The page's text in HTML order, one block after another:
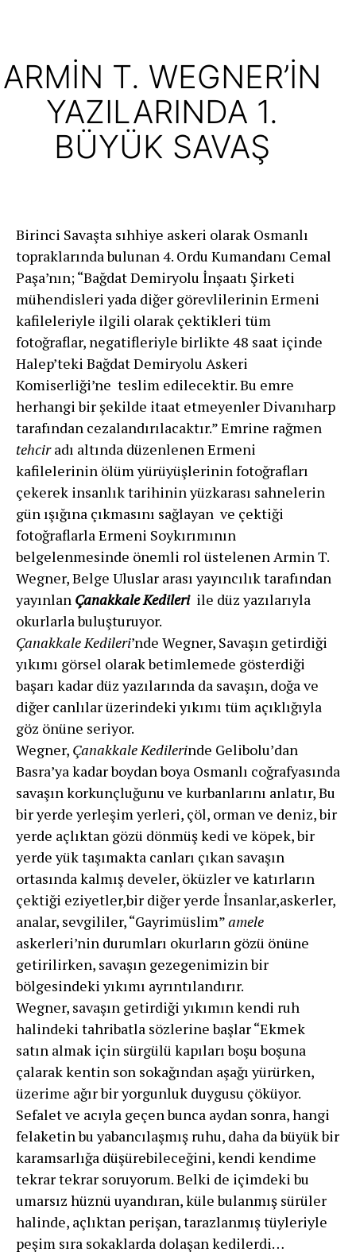
ARMİN T. WEGNER’İN
YAZILARINDA 1.
BÜYÜK SAVAŞ
Birinci Savaşta sıhhiye askeri olarak Osmanlı
topraklarında bulunan 4. Ordu Kumandanı Cemal
Paşa’nın; “Bağdat Demiryolu İnşaatı Şirketi
mühendisleri yada diğer görevlilerinin Ermeni
kafileleriyle ilgili olarak çektikleri tüm
fotoğraflar, negatifleriyle birlikte 48 saat içinde
Halep’teki Bağdat Demiryolu Askeri
Komiserliği’ne teslim edilecektir. Bu emre
herhangi bir şekilde itaat etmeyenler Divanıharp
tarafından cezalandırılacaktır.” Emrine rağmen
tehciradı altında düzenlenen Ermeni
kafilelerinin ölüm yürüyüşlerinin fotoğrafları
çekerek insanlık tarihinin yüzkarası sahnelerin
gün ışığına çıkmasını sağlayan ve çektiği
fotoğraflarla Ermeni Soykırımının
belgelenmesinde önemli rol üstelenen Armin T.
Wegner, Belge Uluslar arası yayıncılık tarafından
yayınlan Çanakkale Kedileriile düz yazılarıyla
okurlarla buluşturuyor.
Çanakkale Kedileri’nde Wegner, Savaşın getirdiği
yıkımı görsel olarak betimlemede gösterdiği
başarı kadar düz yazılarında da savaşın, doğa ve
diğer canlılar üzerindeki yıkımı tüm açıklığıyla
göz önüne seriyor.
Wegner, Çanakkale Kedilerinde Gelibolu’dan
Basra’ya kadar boydan boya Osmanlı coğrafyasında
savaşın korkunçluğunu ve kurbanlarını anlatır, Bu
bir yerde yerleşim yerleri, çöl, orman ve deniz, bir
yerde açlıktan gözü dönmüş kedi ve köpek, bir
yerde yük taşımakta canları çıkan savaşın
ortasında kalmış develer, öküzler ve katırların
çektiği eziyetler,bir diğer yerde İnsanlar,askerler,
analar, sevgililer, “Gayrimüslim”amele
askerleri’nin durumları okurların gözü önüne
getirilirken, savaşın gezegenimizin bir
bölgesindeki yıkımı ayrıntılandırır.
Wegner, savaşın getirdiği yıkımın kendi ruh
halindeki tahribatla sözlerine başlar “Ekmek
satın almak için sürgülü kapıları boşu boşuna
çalarak kentin son sokağından aşağı yürürken,
üzerime ağır bir yorgunluk duygusu çöküyor.
Sefalet ve acıyla geçen bunca aydan sonra, hangi
felaketin bu ya­bancılaşmış ruhu, daha da büyük bir
karamsarlığa dü­şürebileceğini, kendi kendime
tekrar tekrar soruyorum. Belki de içimdeki bu
umarsız hüznü uyandıran, küle bulanmış sürüler
halinde, açlıktan perişan, tarazlanmış tüyleriyle
peşim sıra sokaklarda dolaşan kedilerdi…